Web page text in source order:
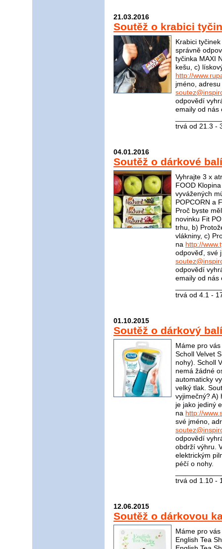
21.03.2016
Soutěž o krabici
Krabici
správně
tyčinka MAXI
kešu, c)
http://
jméno,
odpovědí
emaily od nás
trvá od 21.3 -
04.01.2016
Soutěž o dárkové
Vyhrajte 3 x
FOOD
vyvážených
POPCORN a
Proč byste
novinku Fit
trhu, b)
vlákniny, c)
na http://
odpověď, své
odpovědí
emaily od nás
trvá od 4.1 -
01.10.2015
Soutěž o dárkový
Máme pro
Scholl Velvet
nohy). Scholl
nemá žádné
automaticky
velký tlak.
vyjimečný? A)
je jako jediný
na http://
své jméno,
odpovědí
obdrží výhru.
elektrickým
péčí o nohy.
trvá od 1.10 -
12.06.2015
Soutěž o dárkovou
Máme pro
English Tea